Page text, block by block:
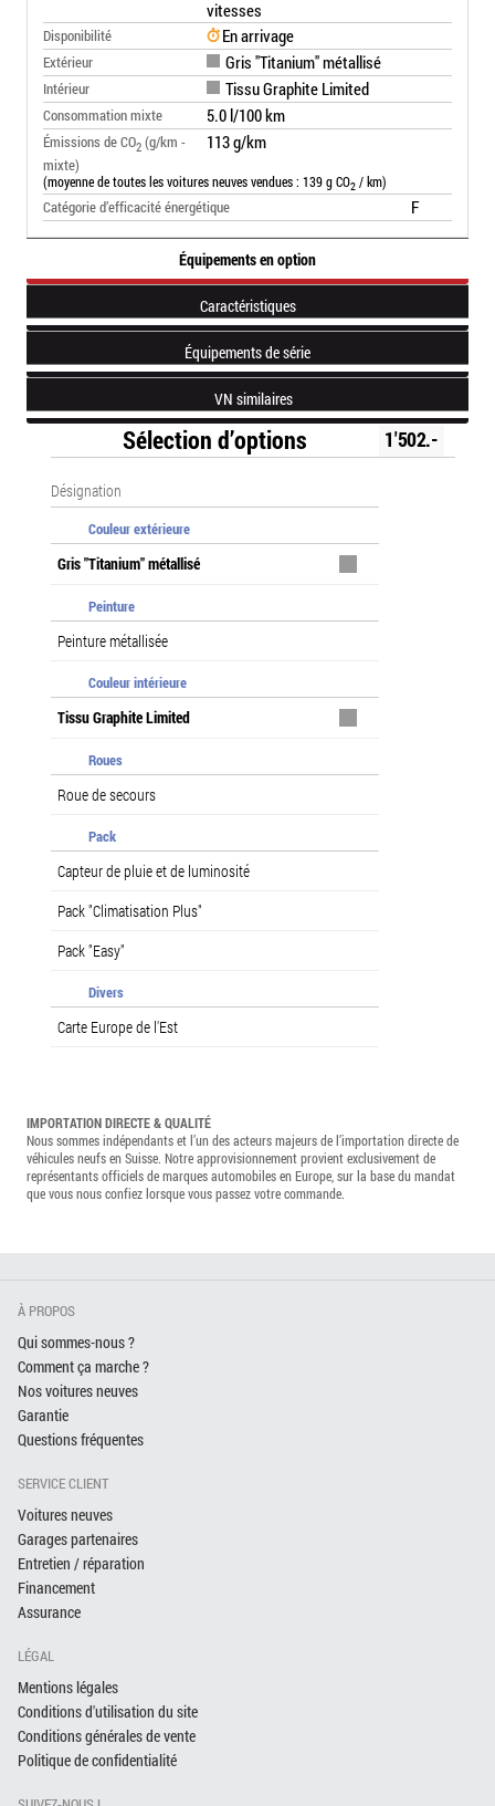
Équipements en option
Caractéristiques
Équipements de série
VN similaires
Sélection d’options 1'502.-
Désignation
Couleur extérieure
Gris "Titanium" métallisé
Peinture
Peinture métallisée
Couleur intérieure
Tissu Graphite Limited
Roues
Roue de secours
Pack
Capteur de pluie et de luminosité
Pack "Climatisation Plus"
Pack "Easy"
Divers
Carte Europe de l'Est
vitesses
Disponibilité En arrivage
Extérieur Gris "Titanium" métallisé
Intérieur Tissu Graphite Limited
Consommation mixte 5.0 l/100 km
Émissions de CO2 (g/km -
mixte)
113 g/km
(moyenne de toutes les voitures neuves vendues : 139 g CO2 / km)
Catégorie d’efficacité énergétique F
IMPORTATION DIRECTE & QUALITÉ
Nous sommes indépendants et l’un des acteurs majeurs de l’importation directe de
véhicules neufs en Suisse. Notre approvisionnement provient exclusivement de
représentants officiels de marques automobiles en Europe, sur la base du mandat
que vous nous confiez lorsque vous passez votre commande.
À PROPOS
Qui sommes-nous ?
Comment ça marche ?
Nos voitures neuves
Garantie
Questions fréquentes
SERVICE CLIENT
Voitures neuves
Garages partenaires
Entretien / réparation
Financement
Assurance
LÉGAL
Mentions légales
Conditions d'utilisation du site
Conditions générales de vente
Politique de confidentialité